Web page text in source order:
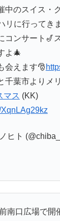
中のスイス・
リに行ってき
コンサート🎷
よ🎄
会えます🎅
千葉市よりメ
マス (KK)
ヒト
南口広場で開